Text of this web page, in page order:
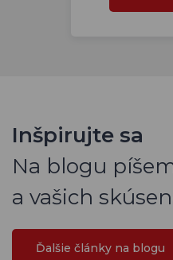
Inšpirujte sa
Na blogu
a vašich
Ďalšie články na blogu